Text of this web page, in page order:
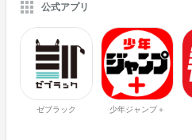
公式アプリ
ゼブラック 少年ジャンプ＋